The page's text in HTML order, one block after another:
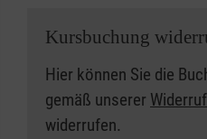
Kursbuchung
Hier können Sie die
gemäß unserer
widerrufen.